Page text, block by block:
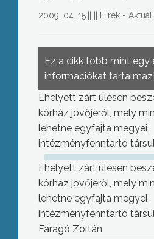
2009. 04. 15. Hírek -
Ez a cikk több mint egy
információkat tartalmaz!
Ehelyett zárt ülésen
kórház jövőjéről, mely
lehetne egyfajta megyei
intézményfenntartó
Ehelyett zárt ülésen
kórház jövőjéről, mely
lehetne egyfajta megyei
intézményfenntartó
Faragó Zoltán